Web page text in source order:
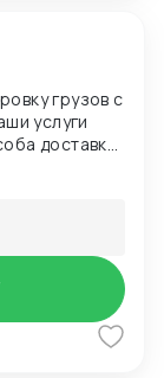
9 лет, а
грузов с
услуги